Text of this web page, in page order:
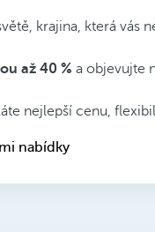
krajina, která vás
až 40 % a objevujte
nejlepší cenu,
nabídky